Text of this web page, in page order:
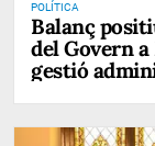
POLÍTICA
Balanç
del Govern
gestió